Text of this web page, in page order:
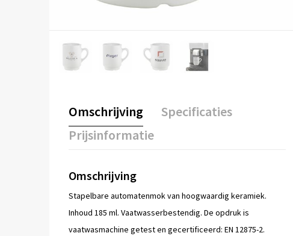
Omschrijving
Specificaties
Prijsinformatie
Omschrijving
Stapelbare automatenmok van hoogwaardig keramiek.
Inhoud 185 ml. Vaatwasserbestendig. De opdruk is
vaatwasmachine getest en gecertificeerd: EN 12875-2.